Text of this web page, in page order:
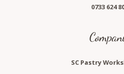
0733 624
SC Pastry